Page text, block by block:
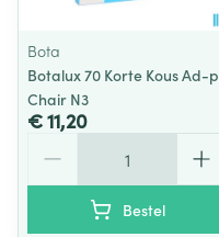
Bota
Botalux 70 Korte Kous Ad-p
Chair N3
€ 11,20
Bestel